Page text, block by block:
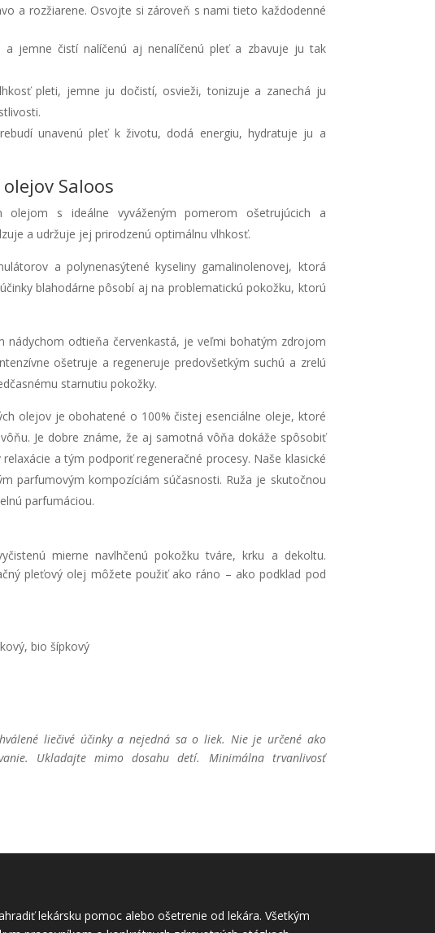
a rozžiarene. Osvojte si zároveň s nami tieto každodenné
a jemne čistí nalíčenú aj nenalíčenú pleť a zbavuje ju tak
pleti, jemne ju dočistí, osvieži, tonizuje a zanechá ju
unavenú pleť k životu, dodá energiu, hydratuje ju a
Saloos
olejom s ideálne vyváženým pomerom ošetrujúcich a
a udržuje jej prirodzenú optimálnu vlhkosť.
a polynenasýtené kyseliny gamalinolenovej, ktorá
blahodárne pôsobí aj na problematickú pokožku, ktorú
nádychom odtieňa červenkastá, je veľmi bohatým zdrojom
ošetruje a regeneruje predovšetkým suchú a zrelú
starnutiu pokožky.
olejov je obohatené o 100% čistej esenciálne oleje, ktoré
Je dobre známe, že aj samotná vôňa dokáže spôsobiť
a tým podporiť regeneračné procesy. Naše klasické
parfumovým kompozíciám súčasnosti. Ruža je skutočnou
parfumáciou.
mierne navlhčenú pokožku tváre, krku a dekoltu.
pleťový olej môžete použiť ako ráno – ako podklad pod
bio šípkový
liečivé účinky a nejedná sa o liek. Nie je určené ako
Ukladajte mimo dosahu detí. Minimálna trvanlivosť
lekársku pomoc alebo ošetrenie od lekára. Všetkým